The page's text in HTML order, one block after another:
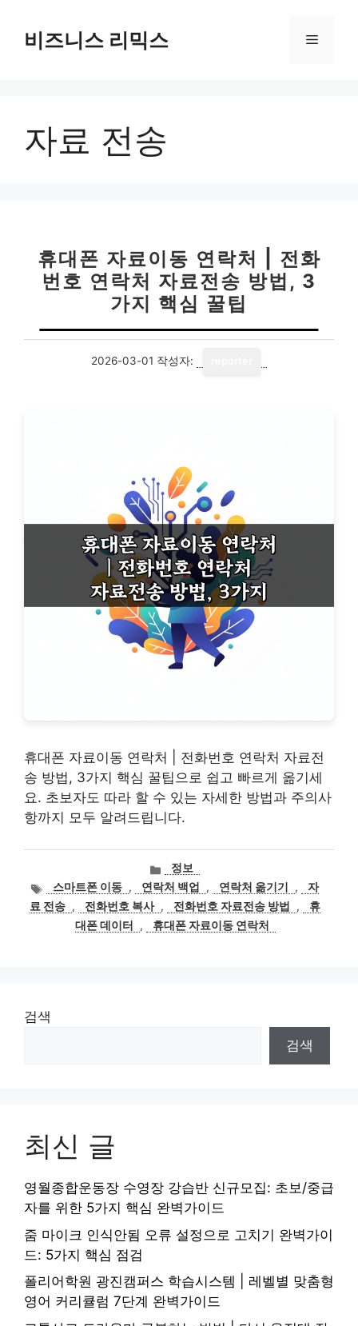
비즈니스 리믹스 메
자료 전송
휴대폰 자료이동 연락처 | 전화
번호 연락처 자료전송 방법, 3
가지 핵심 꿀팁
2026-03-01 작성자:
휴대폰 자료이동 연락처 | 전화번호 연락처 자료전
송 방법, 3가지 핵심 꿀팁으로 쉽고 빠르게 옮기세
요. 초보자도 따라 할 수 있는 자세한 방법과 주의사
항까지 모두 알려드립니다.
카
테
고
리
정보
태
그
스마트폰 이동 , 연락처 백업 , 연락처 옮기기 ,
자
료 전송 , 전화번호 복사 , 전화번호 자료전송 방법 ,
휴
대폰 데이터
, 휴대폰 자료이동 연락처
검색
검색
최신 글
영월종합운동장 수영장 강습반 신규모집: 초보/중급
자를 위한 5가지 핵심 완벽가이드
줌 마이크 인식안됨 오류 설정으로 고치기 완벽가이
드: 5가지 핵심 점검
폴리어학원 광진캠퍼스 학습시스템 | 레벨별 맞춤형
영어 커리큘럼 7단계 완벽가이드